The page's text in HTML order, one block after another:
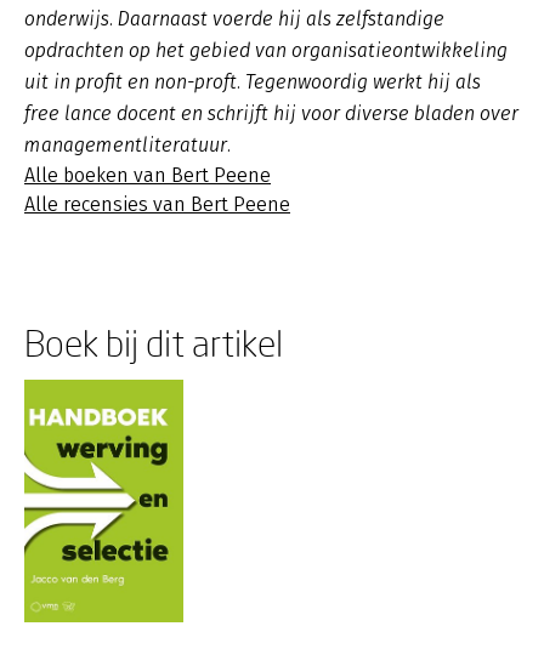
onderwijs. Daarnaast voerde hij als zelfstandige
opdrachten op het gebied van organisatieontwikkeling
uit in profit en non-proft. Tegenwoordig werkt hij als
free lance docent en schrijft hij voor diverse bladen over
managementliteratuur.
Alle boeken van Bert Peene
Alle recensies van Bert Peene
Boek bij dit artikel